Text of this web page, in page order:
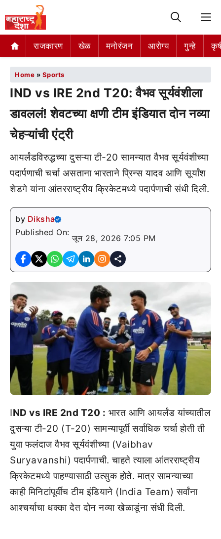
राजकारण खेळ मनोरंजन आरोग्य गुन्हे
Home » Sports
IND vs IRE 2nd T20: वैभव सूर्यवंशीला
डावललं! शेवटच्या क्षणी टीम इंडियात दोन नव्या
चेहऱ्यांची एंट्री
आयर्लंडविरुद्धच्या दुसऱ्या टी-20 सामन्यात वैभव सूर्यवंशीच्या
पदार्पणाची चर्चा असताना भारताने प्रिन्स यादव आणि सूर्यांश
शेडगे यांना आंतरराष्ट्रीय क्रिकेटमध्ये पदार्पणाची संधी दिली.
by Diksha
Published On:
जून 28, 2026 7:05 PM
IND vs IRE 2nd T20 : भारत आणि आयर्लंड यांच्यातील
दुसऱ्या टी-20 (T-20) सामन्यापूर्वी सर्वाधिक चर्चा होती ती
युवा फलंदाज वैभव सूर्यवंशीच्या (Vaibhav
Suryavanshi) पदार्पणाची. चाहते त्याला आंतरराष्ट्रीय
क्रिकेटमध्ये पाहण्यासाठी उत्सुक होते. मात्र सामन्याच्या
काही मिनिटांपूर्वीच टीम इंडियाने (India Team) सर्वांना
आश्चर्याचा धक्का देत दोन नव्या खेळाडूंना संधी दिली.